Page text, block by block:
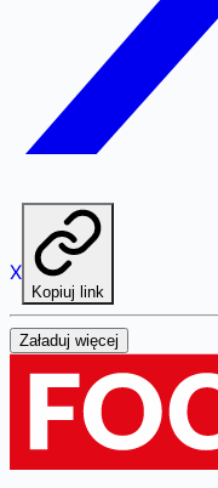
X
Kopiuj link
Załaduj więcej